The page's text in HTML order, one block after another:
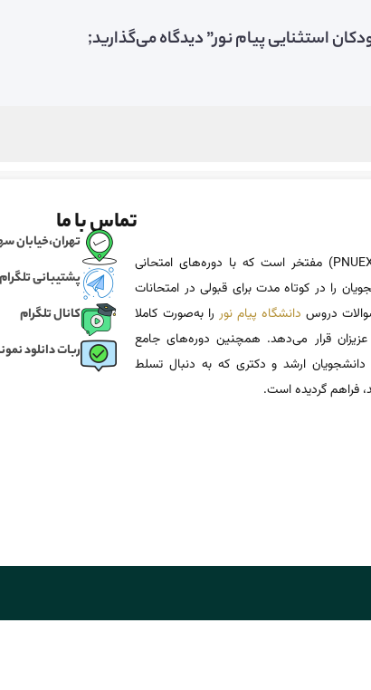
استثنایی پیام نور” دیدگاه می‌گذارید;
پی ان یو اگزم (PNUEXAM) مفتخر است که با دوره‌های امتحانی
را در کوتاه مدت برای قبولی در امتحانات
دروس دانشگاه پیام نور را به‌صورت کاملا
عزیزان قرار می‌دهد. همچنین دوره‌های جامع
ارشد و دکتری که به دنبال تسلط
فراهم گردیده است.
تماس با ما
تهران،خیابان
پشتیبانی تلگرام
کانال تلگرام
ربات دانلود